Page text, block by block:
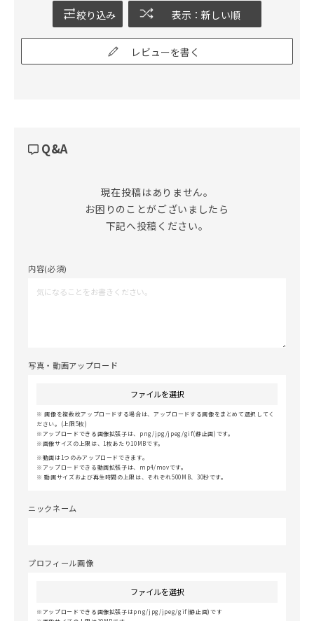
絞り込み 表示：新しい順
レビューを書く
Q&A
現在投稿はありません。
お困りのことがございましたら
下記へ投稿ください。
内容(必須)
写真・動画アップロード
ファイルを選択
画像を複数枚アップロードする場合は、アップロードする画像をまとめて選択してく
ださい。(上限5枚)
アップロードできる画像拡張子は、png/jpg/jpeg/gif(静止画)です。
画像サイズの上限は、1枚あたり10MBです。
動画は1つのみアップロードできます。
アップロードできる動画拡張子は、mp4/movです。
動画サイズおよび再生時間の上限は、それぞれ500MB、30秒です。
ニックネーム
プロフィール画像
ファイルを選択
アップロードできる画像拡張子はpng/jpg/jpeg/gif(静止画)です